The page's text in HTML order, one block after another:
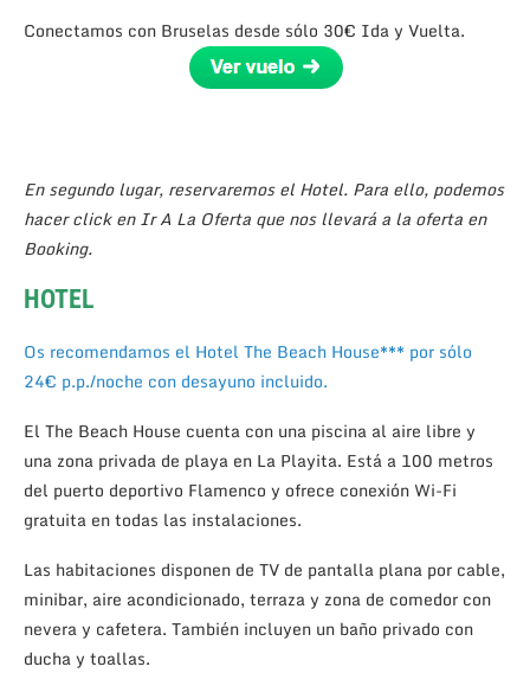
Conectamos con Bruselas desde sólo 30€ Ida y Vuelta.
En segundo lugar, reservaremos el Hotel. Para ello, podemos
hacer click en Ir A La Oferta que nos llevará a la oferta en
Booking.
HOTEL
Os recomendamos el Hotel The Beach House*** por sólo
24€ p.p./noche con desayuno incluido.
El The Beach House cuenta con una piscina al aire libre y
una zona privada de playa en La Playita. Está a 100 metros
del puerto deportivo Flamenco y ofrece conexión Wi-Fi
gratuita en todas las instalaciones.
Las habitaciones disponen de TV de pantalla plana por cable,
minibar, aire acondicionado, terraza y zona de comedor con
nevera y cafetera. También incluyen un baño privado con
ducha y toallas.